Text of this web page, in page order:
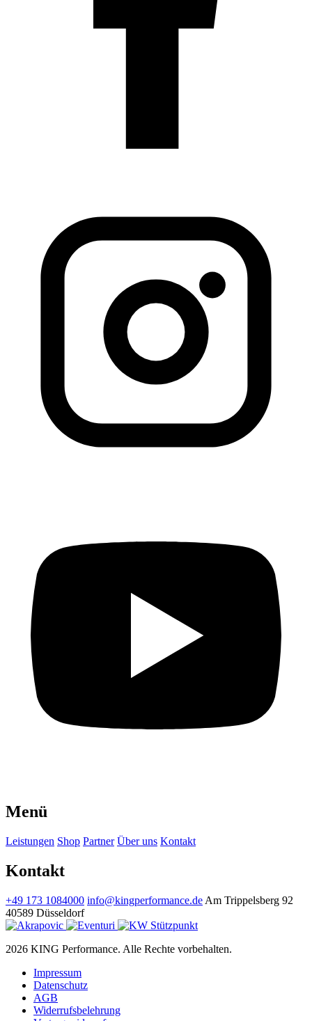
Menü
Leistungen Shop Partner Über uns Kontakt
Kontakt
+49 173 1084000 info@kingperformance.de Am Trippelsberg 92
40589 Düsseldorf
2026 KING Performance. Alle Rechte vorbehalten.
Impressum
Datenschutz
AGB
Widerrufsbelehrung